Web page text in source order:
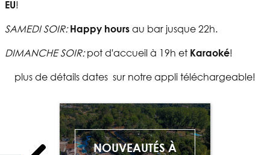
EU!
SAMEDI SOIR: Happy hours au bar jusque 22h.
DIMANCHE SOIR:pot d'accueil à 19h et Karaoké!
plus de détails dates sur notre appli téléchargeable!
NOUVEAUTÉS À